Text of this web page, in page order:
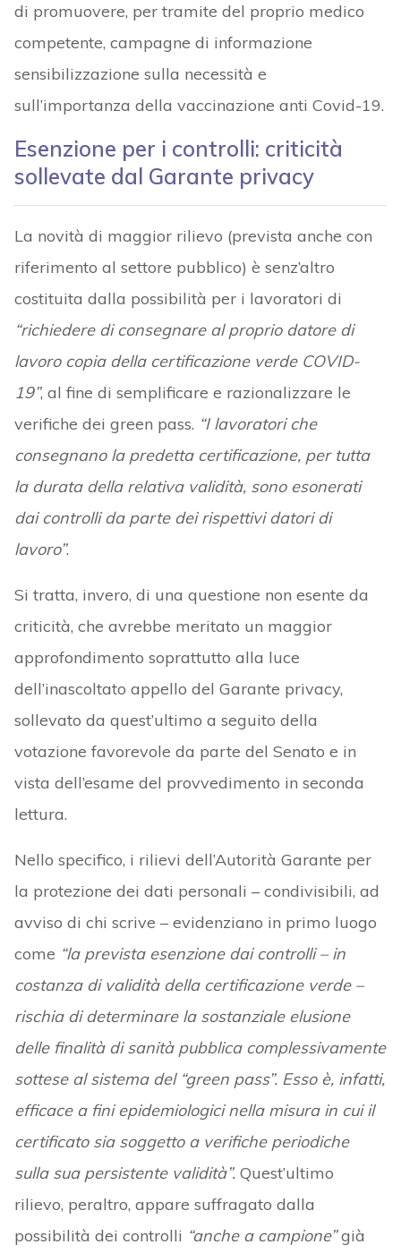
di promuovere, per tramite del proprio medico
competente, campagne di informazione
sensibilizzazione sulla necessità e
sull’importanza della vaccinazione anti Covid-19.
Esenzione per i controlli: criticità
sollevate dal Garante privacy
La novità di maggior rilievo (prevista anche con
riferimento al settore pubblico) è senz’altro
costituita dalla possibilità per i lavoratori di
“richiedere di consegnare al proprio datore di
lavoro copia della certificazione verde COVID-
19”, al fine di semplificare e razionalizzare le
verifiche dei green pass. “I lavoratori che
consegnano la predetta certificazione, per tutta
la durata della relativa validità, sono esonerati
dai controlli da parte dei rispettivi datori di
lavoro”.
Si tratta, invero, di una questione non esente da
criticità, che avrebbe meritato un maggior
approfondimento soprattutto alla luce
dell’inascoltato appello del Garante privacy,
sollevato da quest’ultimo a seguito della
votazione favorevole da parte del Senato e in
vista dell’esame del provvedimento in seconda
lettura.
Nello specifico, i rilievi dell’Autorità Garante per
la protezione dei dati personali – condivisibili, ad
avviso di chi scrive – evidenziano in primo luogo
come “la prevista esenzione dai controlli – in
costanza di validità della certificazione verde –
rischia di determinare la sostanziale elusione
delle finalità di sanità pubblica complessivamente
sottese al sistema del “green pass”. Esso è, infatti,
efficace a fini epidemiologici nella misura in cui il
certificato sia soggetto a verifiche periodiche
sulla sua persistente validità”.Quest’ultimo
rilievo, peraltro, appare suffragato dalla
possibilità dei controlli “anche a campione”già